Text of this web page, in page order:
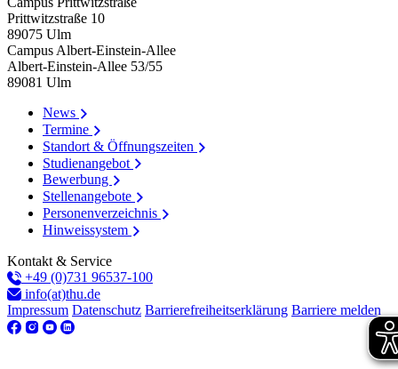
Prittwitzstraße 10
89075 Ulm
Campus Albert-Einstein-Allee
Albert-Einstein-Allee 53/​55
89081 Ulm
News
Termine
Standort & Öffnungszeiten
Studienangebot
Bewerbung
Stellenangebote
Personenverzeichnis
Hinweissystem
Kontakt & Service
+49 (0)731 96537-100
info(at)thu.de
Impressum Datenschutz Barrierefreiheitserklärung Barriere melden